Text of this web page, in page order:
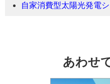
自家消費型太陽光発電
あわせ